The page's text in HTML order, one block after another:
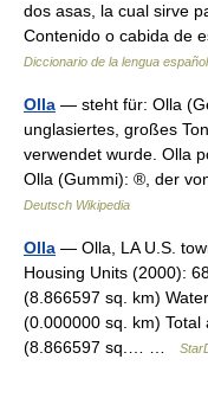
dos asas, la cual sirve
Contenido o cabida de
Diccionario de la lengua
Olla — steht für: Olla
unglasiertes, großes
verwendet wurde. Olla
Olla (Gummi): ®, der
Deutsch Wikipedia
Olla — Olla, LA U.S.
Housing Units (2000):
(8.866597 sq. km)
(0.000000 sq. km)
(8.866597 sq.… …